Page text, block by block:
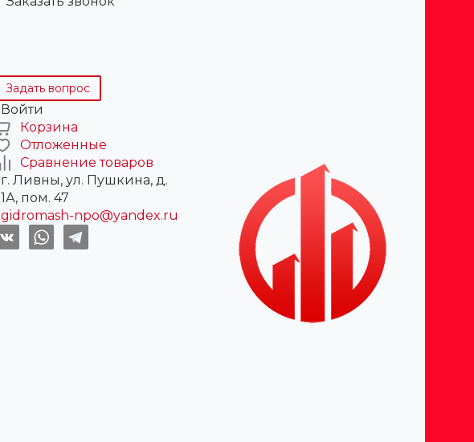
Задать вопрос
Войти
Корзина
Отложенные
Сравнение товаров
г. Ливны, ул. Пушкина, д.
1А, пом. 47
gidromash-npo@yandex.ru